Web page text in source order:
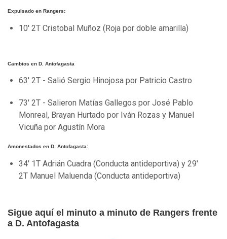
Expulsado en Rangers:
10' 2T Cristobal Muñoz (Roja por doble amarilla)
Cambios en D. Antofagasta
63' 2T - Salió Sergio Hinojosa por Patricio Castro
73' 2T - Salieron Matías Gallegos por José Pablo
Monreal, Brayan Hurtado por Iván Rozas y Manuel
Vicuña por Agustín Mora
Amonestados en D. Antofagasta:
34' 1T Adrián Cuadra (Conducta antideportiva) y 29'
2T Manuel Maluenda (Conducta antideportiva)
Sigue aquí el minuto a minuto de Rangers frente
a D. Antofagasta